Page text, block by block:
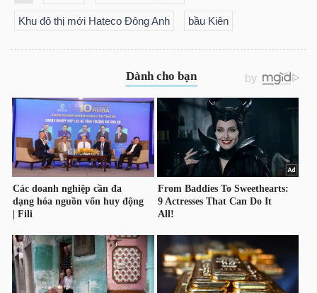
Khu đô thị mới Hateco Đông Anh bầu Kiên
LƯỢNG
NGUYÊN
VẬT